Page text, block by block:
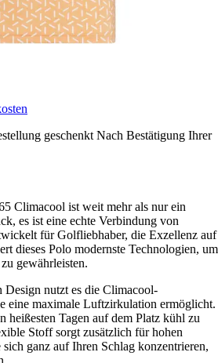
geschenkt Nach Bestätigung Ihrer
Climacool ist weit mehr als nur ein
es ist eine echte Verbindung von
für Golfliebhaber, die Exzellenz auf
dieses Polo modernste Technologien, um
gewährleisten.
Design nutzt es die Climacool-
eine maximale Luftzirkulation ermöglicht.
heißesten Tagen auf dem Platz kühl zu
Stoff sorgt zusätzlich für hohen
ganz auf Ihren Schlag konzentrieren,